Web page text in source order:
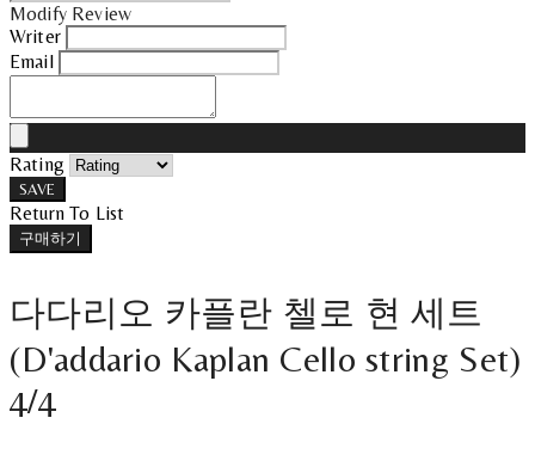
Modify Review
Writer
Email
Rating
SAVE
Return To List
구매하기
다다리오 카플란 첼로 현 세트
(D'addario Kaplan Cello string Set)
4/4